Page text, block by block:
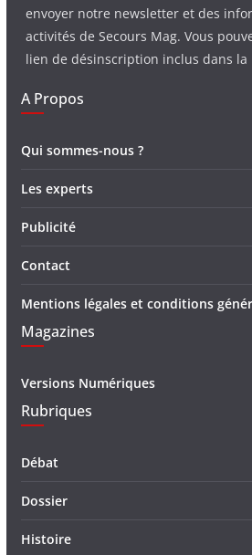
envoyer notre newsletter et des
activités de Secours Mag. Vous
lien de désinscription inclus dans la
A Propos
Qui sommes-nous ?
Les experts
Publicité
Contact
Mentions légales et conditions
Magazines
Versions Numériques
Rubriques
Débat
Dossier
Histoire